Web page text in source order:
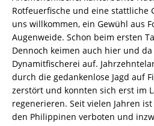
Rotfeuerfische und eine stattliche
uns willkommen, ein Gewühl aus
Augenweide. Schon beim ersten
Dennoch keimen auch hier und
Dynamitfischerei auf.
durch die gedankenlose Jagd auf
zerstört und konnten sich erst im
regenerieren. Seit vielen Jahren
den Philippinen verboten und